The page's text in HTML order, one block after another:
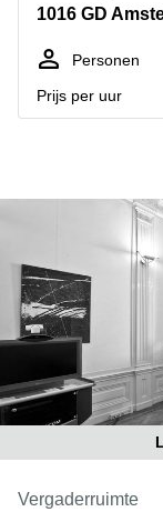
Hengelo
Hilversum
Hoofddorp
Tiel
Zwolle
Amsterdam
Westpoort
Reeuwijk
Business
Arnhem
Westpoort
Hilversum
Business
center
Haag
Coworking
space
Coworking
Arnhem
1016 GD
Personen
Prijs per uur
Vergaderruimte